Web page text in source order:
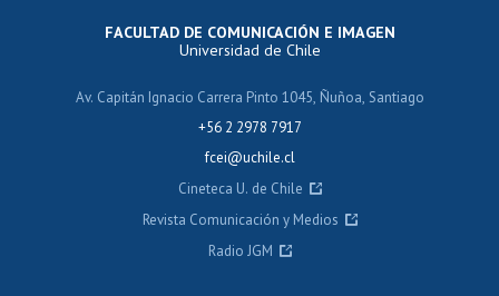
FACULTAD DE COMUNICACIÓN E IMAGEN
Universidad de Chile
Av. Capitán Ignacio Carrera Pinto 1045, Ñuñoa, Santiago
+56 2 2978 7917
fcei@uchile.cl
Cineteca U. de Chile
Revista Comunicación y Medios
Radio JGM